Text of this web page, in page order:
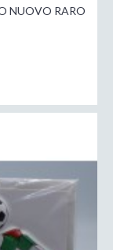
NUOVO RARO